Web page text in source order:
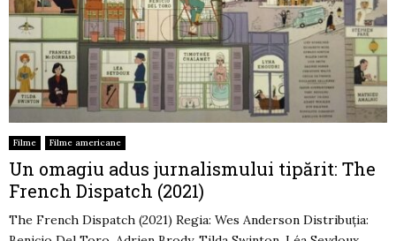
Filme Filme americane
Un omagiu adus jurnalismului tipărit: The
French Dispatch (2021)
The French Dispatch (2021) Regia: Wes Anderson Distribuția: